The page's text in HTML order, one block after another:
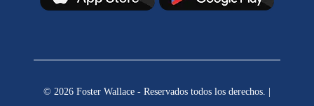
© 2026 Foster Wallace - Reservados todos los derechos. |